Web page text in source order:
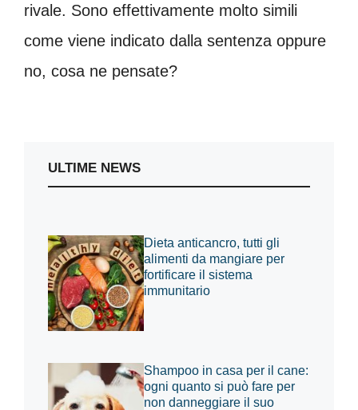
rivale. Sono effettivamente molto simili
come viene indicato dalla sentenza oppure
no, cosa ne pensate?
ULTIME NEWS
Dieta anticancro, tutti gli
alimenti da mangiare per
fortificare il sistema
immunitario
Shampoo in casa per il cane:
ogni quanto si può fare per
non danneggiare il suo